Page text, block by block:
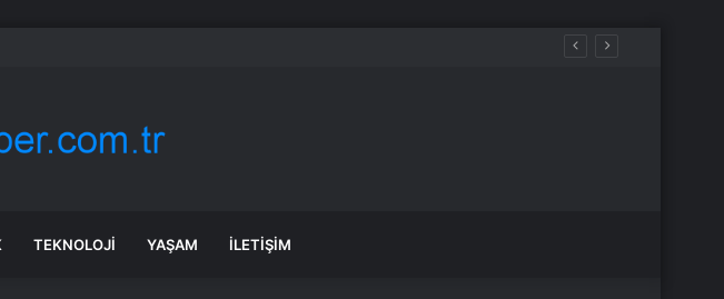
olmayabilir, AKP’de kavga sertleşir
TEKNOLOJI YAŞAM İLETIŞIM